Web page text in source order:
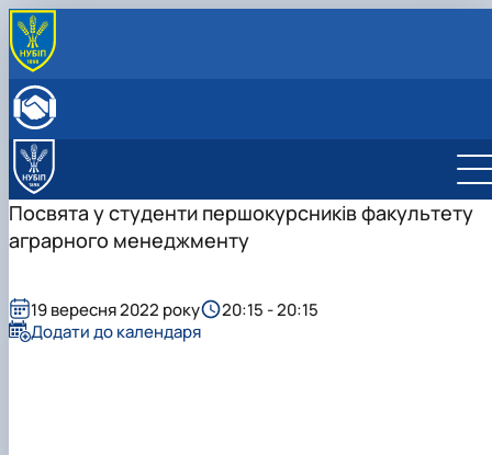
Навчально-наукова лабораторія
програми та ЕНК
Аспіранти кафедри
МІЖНАРОДНА ДІЯЛЬНІСТЬ
СТУДЕНТСЬКИЙ ГУРТОК
МІЖНАРОДНІ НАУКОВО-ПРАКТИЧНІ КОНФЕРЕНЦІЇ
Посвята у студенти першокурсників факультету
аграрного менеджменту
19 вересня 2022 року
20:15 - 20:15
Додати до календаря